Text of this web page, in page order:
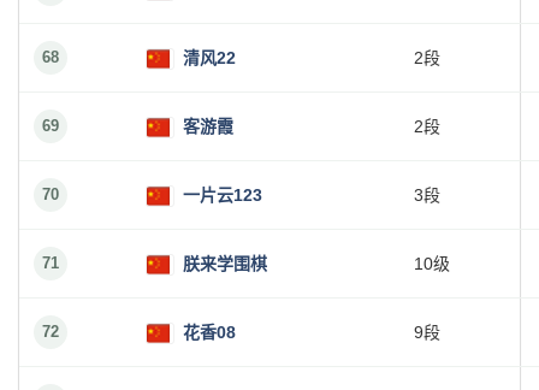
68 清风22 2段
69 客游霞 2段
70 一片云123 3段
71 朕来学围棋 10级
72 花香08 9段